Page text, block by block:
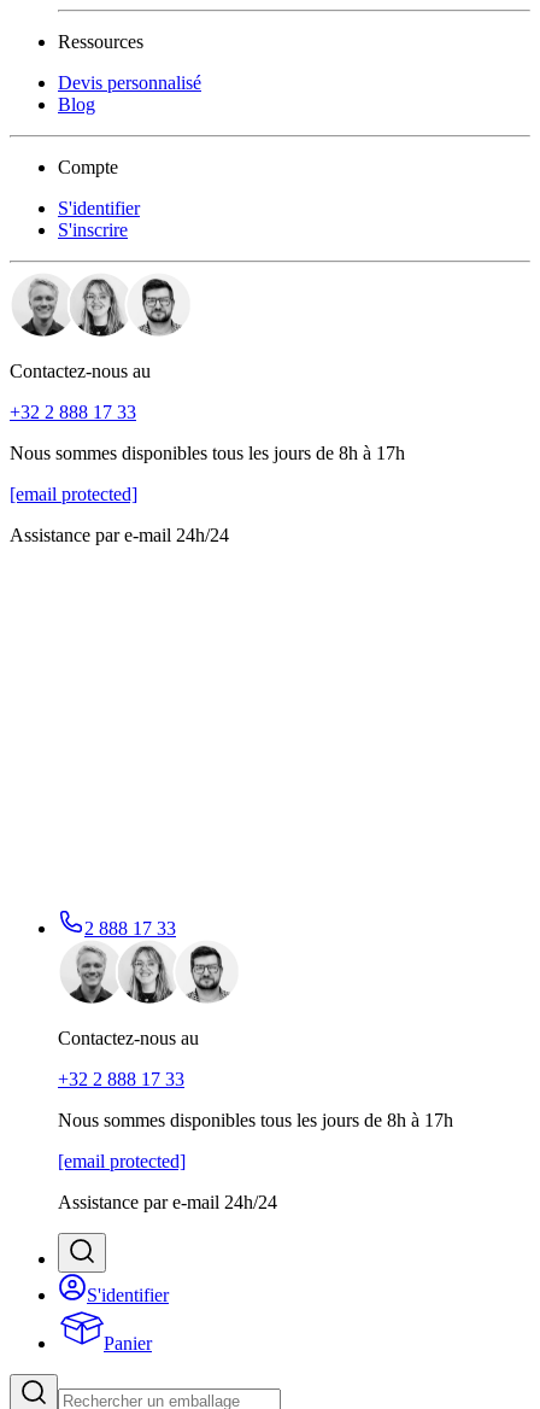
Ressources
Devis personnalisé
Blog
Compte
S'identifier
S'inscrire
Contactez-nous au
+32 2 888 17 33
Nous sommes disponibles tous les jours de 8h à 17h
[email protected]
Assistance par e-mail 24h/24
2 888 17 33
Contactez-nous au
+32 2 888 17 33
Nous sommes disponibles tous les jours de 8h à 17h
[email protected]
Assistance par e-mail 24h/24
S'identifier
Panier